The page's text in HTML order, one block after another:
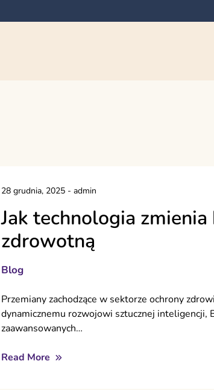
28 grudnia, 2025- admin
Jak technologia zmienia
zdrowotną
Blog
Przemiany zachodzące w sektorze ochrony
dynamicznemu rozwojowi sztucznej inteligencji,
zaawansowanych…
Read More